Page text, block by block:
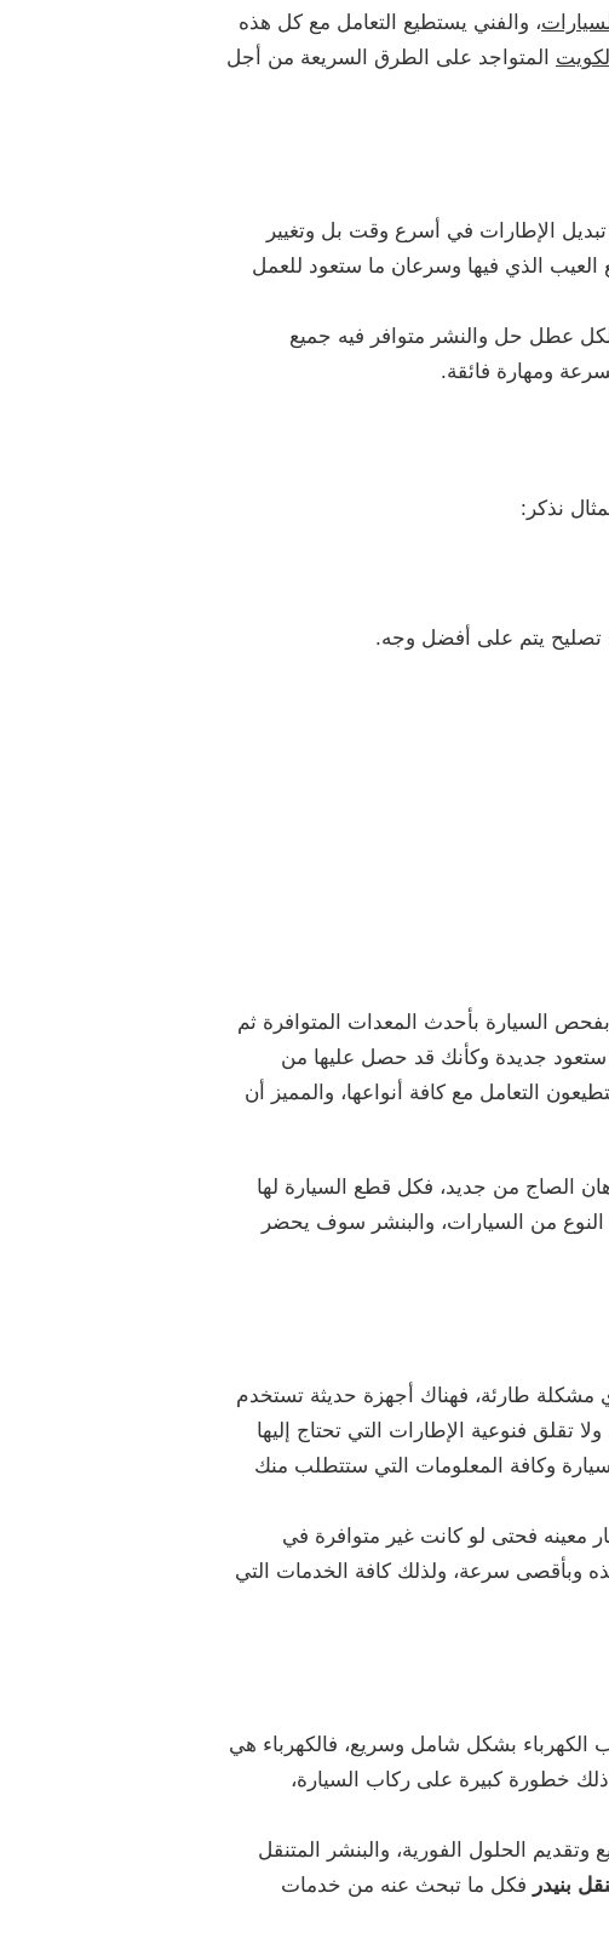
، والفني يستطيع التعامل مع كل هذه
المتواجد على الطرق السريعة من أجل
الإطارات في أسرع وقت بل وتغيير
العيب الذي فيها وسرعان ما ستعود للعمل
عطل حل والنشر متوافر فيه جميع
ومهارة فائقة.
نذكر:
تصليح يتم على أفضل وجه.
بفحص السيارة بأحدث المعدات المتوافرة ثم
ستعود جديدة وكأنك قد حصل عليها من
التعامل مع كافة أنواعها، والمميز أن
الصاج من جديد، فكل قطع السيارة لها
النوع من السيارات، والبنشر سوف يحضر
مشكلة طارئة، فهناك أجهزة حديثة تستخدم
تقلق فنوعية الإطارات التي تحتاج إليها
وكافة المعلومات التي ستتطلب منك
معينه فحتى لو كانت غير متوافرة في
وبأقصى سرعة، ولذلك كافة الخدمات التي
الكهرباء بشكل شامل وسريع، فالكهرباء هي
خطورة كبيرة على ركاب السيارة،
الحلول الفورية، والبنشر المتنقل
بنيدر فكل ما تبحث عنه من خدمات